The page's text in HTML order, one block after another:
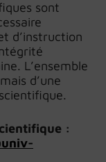
sont
d’instruction
L’ensemble
d’une
: